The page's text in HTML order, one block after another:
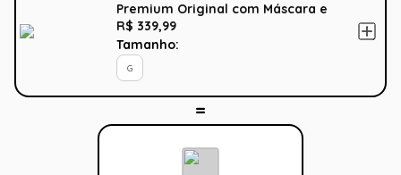
Premium Original com Máscara e
Peitoral - Vingadores - Marvel
R$ 339,99
Tamanho:
G